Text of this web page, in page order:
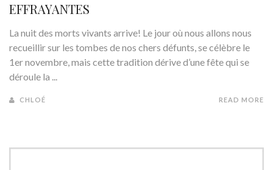
EFFRAYANTES
La nuit des morts vivants arrive! Le jour où nous allons nous
recueillir sur les tombes de nos chers défunts, se célèbre le
1er novembre, mais cette tradition dérive d’une fête qui se
déroule la ...
CHLOÉ READ MORE